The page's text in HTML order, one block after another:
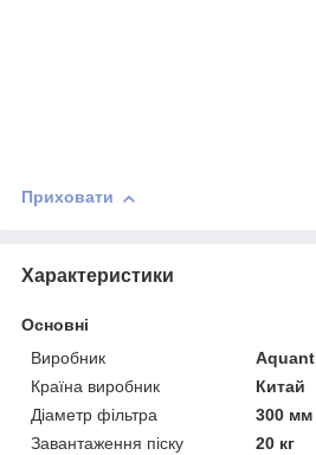
Приховати
Характеристики
Основні
Виробник
Aquant
Країна виробник
Китай
Діаметр фільтра
300 мм
Завантаження піску
20 кг